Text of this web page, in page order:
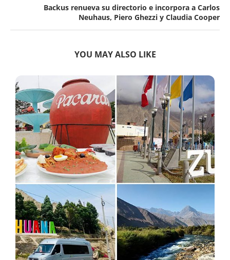
Backus renueva su directorio e incorpora a Carlos
Neuhaus, Piero Ghezzi y Claudia Cooper
YOU MAY ALSO LIKE